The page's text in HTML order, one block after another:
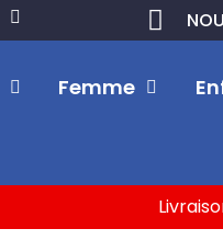
Femme